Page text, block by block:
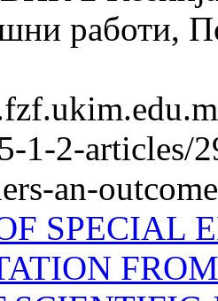
работи,
1-2-articles/
an-
SPECIAL